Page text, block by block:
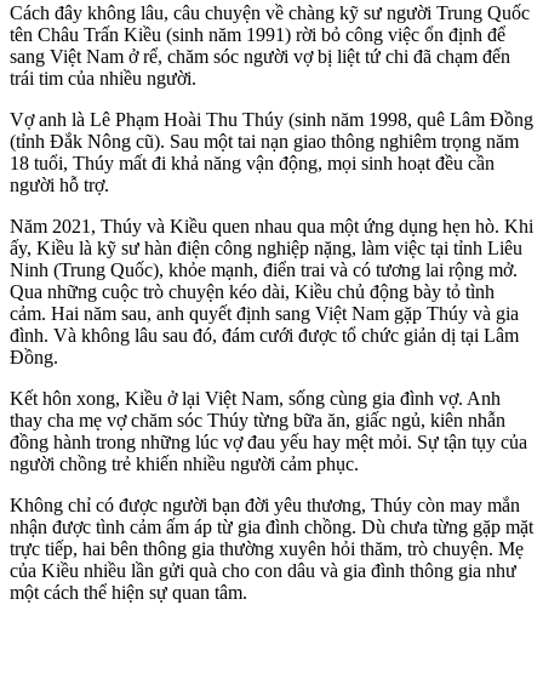
Cách đây không lâu, câu chuyện về chàng kỹ sư người Trung Quốc
tên Châu Trấn Kiều (sinh năm 1991) rời bỏ công việc ổn định để
sang Việt Nam ở rể, chăm sóc người vợ bị liệt tứ chi đã chạm đến
trái tim của nhiều người.
Vợ anh là Lê Phạm Hoài Thu Thúy (sinh năm 1998, quê Lâm Đồng
(tỉnh Đắk Nông cũ). Sau một tai nạn giao thông nghiêm trọng năm
1‌8 tuổ‌i, Thúy mất đi khả năng vận động, mọi sinh hoạt đều cần
người hỗ trợ.
Năm 2021, Thúy và Kiều quen nhau qua một ứng dụng hẹn hò. Khi
ấy, Kiều là kỹ sư hàn điện công nghiệp nặng, làm việc tại tỉnh Liêu
Ninh (Trung Quốc), khỏe mạnh, điển trai và có tương lai rộng mở.
Qua những cuộc trò chuyện kéo dài, Kiều chủ động bày tỏ tình
cảm. Hai năm sau, anh quyết định sang Việt Nam gặp Thúy và gia
đình. Và không lâu sau đó, đám cưới được tổ chức giản dị tại Lâm
Đồng.
Kết hôn xong, Kiều ở lại Việt Nam, sống cùng gia đình vợ. Anh
thay cha mẹ vợ chăm sóc Thúy từng bữa ăn, giấc ngủ, kiên nhẫn
đồng hành trong những lúc vợ đau yếu hay mệt mỏi. Sự tận tụy của
người chồng trẻ khiến nhiều người cảm phục.
Không chỉ có được người bạn đời yêu thương, Thúy còn may mắn
nhận được tình cảm ấm áp từ gia đình chồng. Dù chưa từng gặp mặt
trực tiếp, hai bên thông gia thường xuyên hỏi thăm, trò chuyện. Mẹ
của Kiều nhiều lần gửi quà cho con dâu và gia đình thông gia như
một cách thể hiện sự quan tâm.